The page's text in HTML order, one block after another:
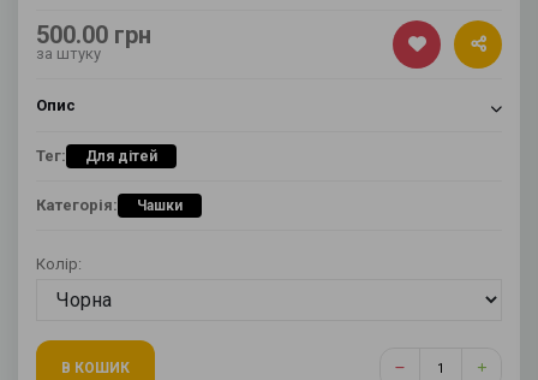
500.00 грн
за штуку
Опис
Тег: Для дітей
Категорія: Чашки
Колір:
В КОШИК